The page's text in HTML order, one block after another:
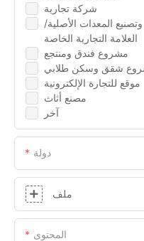
شركة تجارية
المعدات الأصلية/
العلامة التجارية الخاصة
مشروع فندق ومنتجع
شقق وسكن طلابي
موقع للتجارة الإلكترونية
مصنع أثاث
آخر
دولة
ملف
المحتوى